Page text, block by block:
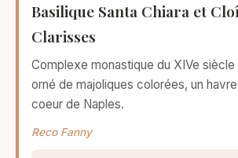
Basilique Santa Chiara et
Clarisses
Complexe monastique du XIVe
orné de majoliques colorées, un
coeur de Naples.
Reco Fanny